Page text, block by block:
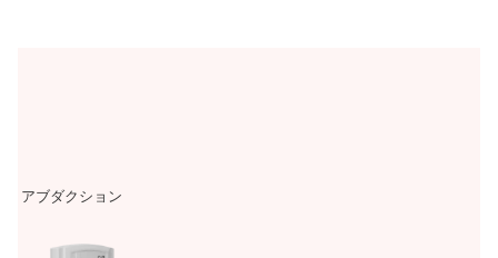
アブダクション